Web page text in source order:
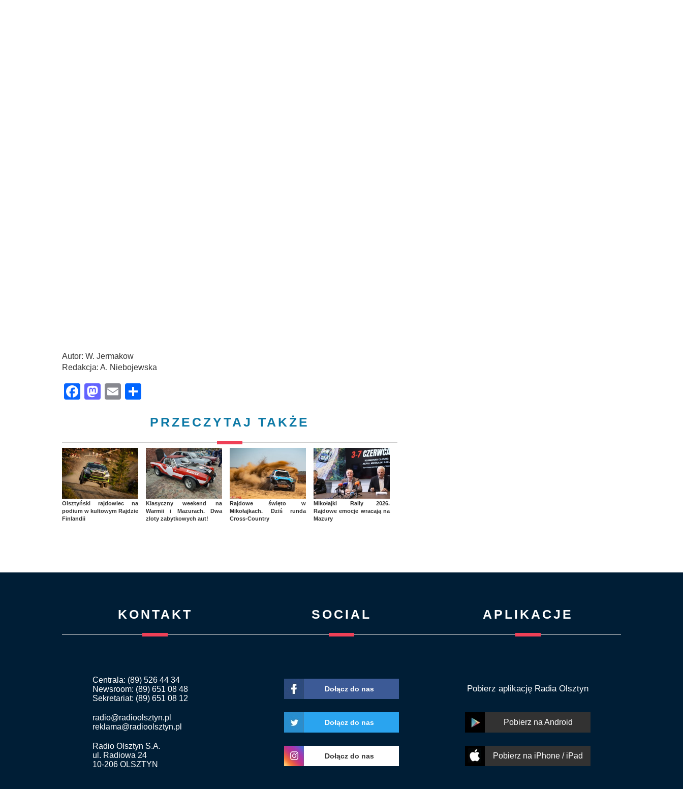
Autor: W. Jermakow
Redakcja: A. Niebojewska
Facebook
Mastodon
Email
PRZECZYTAJ TAKŻE
Olsztyński rajdowiec na
podium w kultowym Rajdzie
Finlandii
Klasyczny weekend na
Warmii i Mazurach. Dwa
zloty zabytkowych aut!
Rajdowe święto w
Mikołajkach. Dziś runda
Cross-Country
Mikołajki Rally 2026.
Rajdowe emocje wracają na
Mazury
KONTAKT
Centrala: (89) 526 44 34
Newsroom: (89) 651 08 48
Sekretariat: (89) 651 08 12
radio@radioolsztyn.pl
reklama@radioolsztyn.pl
Radio Olsztyn S.A.
ul. Radiowa 24
10-206 OLSZTYN
SOCIAL
Dołącz do nas
Dołącz do nas
Dołącz do nas
APLIKACJE
Pobierz aplikację Radia Olsztyn
Pobierz na Android
Pobierz na iPhone / iPad